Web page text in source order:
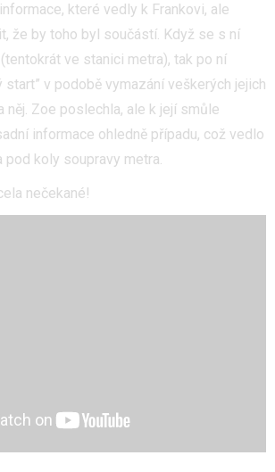
které vedly k Frankovi, ale
že by toho byl součástí. Když se s ní
ve stanici metra), tak po ní
start” v podobě vymazání veškerých jejich
něj. Zoe poslechla, ale k její smůle
informace ohledně případu, což vedlo
pod koly soupravy metra.
nečekané!